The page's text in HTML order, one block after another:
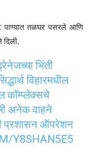
पाण्यात तळघर पसरले आणि
दिली.
भिंती
विहारमधील
कॉम्प्लेक्सचे
अनेक वाहने
प्रशासन ऑपरेशन
Y8SHAN5E5